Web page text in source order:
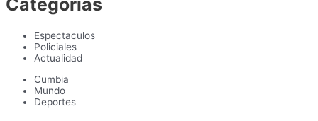
Categorias
Espectaculos
Policiales
Actualidad
Cumbia
Mundo
Deportes